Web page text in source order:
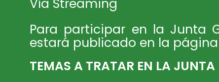
Vía Streaming
Para participar en la Junta
estará publicado en la
TEMAS A TRATAR EN LA JUNTA